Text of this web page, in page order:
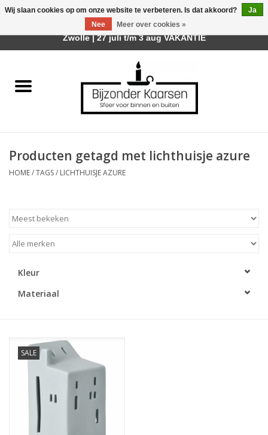
Räder Design Stories
Geurkaarsen
LED Kaarsen
Relatiegeschenken & Bedankjes
Huisparfums
Producten getagd met lichthuisje azure
HOME/TAGS/ LICHTHUISJE AZURE
Kleur
Materiaal
SALE
Wij slaan cookies op om onze website te verbeteren. Is dat akkoord?
Ja
Nee
Meer over cookies »
Afhalen is mogelijk bij mijn winkel Trotz | Belvederelaan 107
Zwolle | 27 juli t/m 3 aug VAKANTIE